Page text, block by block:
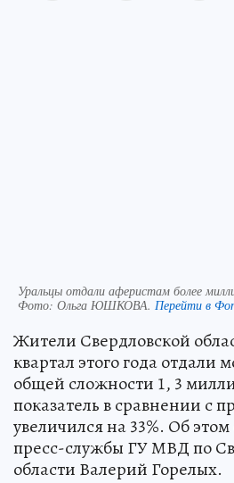
Уральцы отдали аферистам более
Фото: Ольга ЮШКОВА. Перейти в
Жители Свердловской
квартал этого года
общей сложности 1, 3
показатель в сравнении с
увеличился на 33%. Об
пресс-службы ГУ МВД по
области Валерий Горелых.